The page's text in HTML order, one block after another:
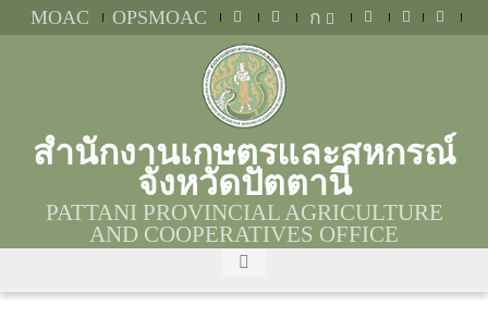
MOAC OPSMOAC ก
สำนักงานเกษตรและสหกรณ์
จังหวัดปัตตานี
PATTANI PROVINCIAL AGRICULTURE
AND COOPERATIVES OFFICE